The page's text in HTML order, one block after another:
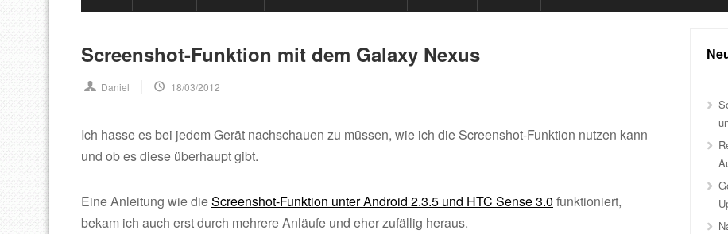
Screenshot-Funktion mit dem Galaxy Nexus
Daniel 18/03/2012
Ich hasse es bei jedem Gerät nachschauen zu müssen, wie ich die Screenshot-Funktion nutzen kann
und ob es diese überhaupt gibt.
Eine Anleitung wie dieScreenshot-Funktion unter Android 2.3.5 und HTC Sense 3.0 funktioniert,
bekam ich auch erst durch mehrere Anläufe und eher zufällig heraus.